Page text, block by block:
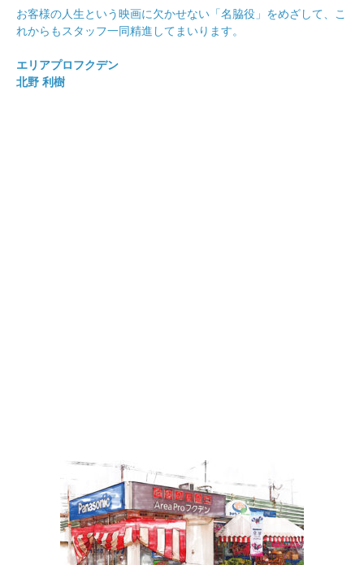
お客様の人生という映画に欠かせない「名脇役」をめざして、こ
れからもスタッフ一同精進してまいります。
エリアプロフクデン
北野 利樹